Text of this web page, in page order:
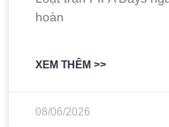
hoàn
XEM THÊM >>
08/06/2026